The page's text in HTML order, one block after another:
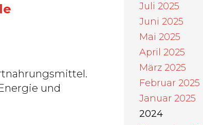
Juli 2025
Juni 2025
Mai 2025
April 2025
März 2025
Februar 2025
Januar 2025
2024